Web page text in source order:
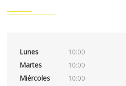
Lunes
10:00
Martes
10:00
Miércoles
10:00